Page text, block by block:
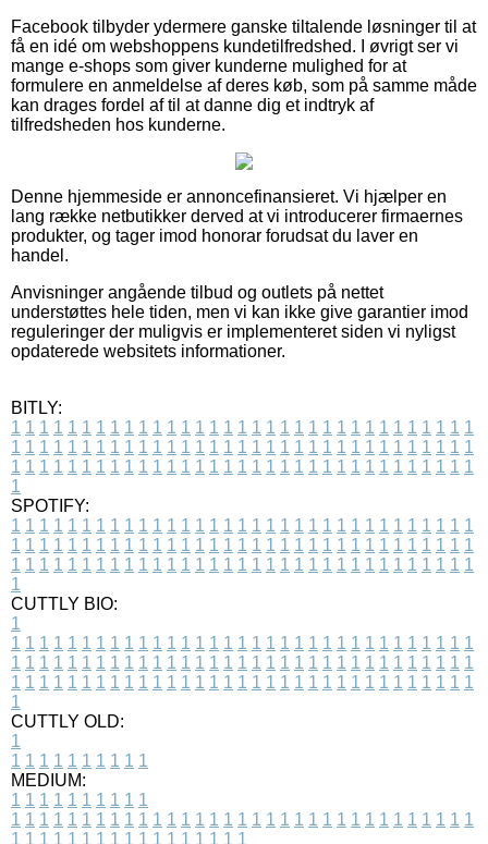
Facebook tilbyder ydermere ganske tiltalende løsninger til at
få en idé om webshoppens kundetilfredshed. I øvrigt ser vi
mange e-shops som giver kunderne mulighed for at
formulere en anmeldelse af deres køb, som på samme måde
kan drages fordel af til at danne dig et indtryk af
tilfredsheden hos kunderne.
Denne hjemmeside er annoncefinansieret. Vi hjælper en
lang række netbutikker derved at vi introducerer firmaernes
produkter, og tager imod honorar forudsat du laver en
handel.
Anvisninger angående tilbud og outlets på nettet
understøttes hele tiden, men vi kan ikke give garantier imod
reguleringer der muligvis er implementeret siden vi nyligst
opdaterede websitets informationer.
BITLY:
1 1 1 1 1 1 1 1 1 1 1 1 1 1 1 1 1 1 1 1 1 1 1 1 1 1 1 1 1 1 1 1 1
1 1 1 1 1 1 1 1 1 1 1 1 1 1 1 1 1 1 1 1 1 1 1 1 1 1 1 1 1 1 1 1 1
1 1 1 1 1 1 1 1 1 1 1 1 1 1 1 1 1 1 1 1 1 1 1 1 1 1 1 1 1 1 1 1 1
1
SPOTIFY:
1 1 1 1 1 1 1 1 1 1 1 1 1 1 1 1 1 1 1 1 1 1 1 1 1 1 1 1 1 1 1 1 1
1 1 1 1 1 1 1 1 1 1 1 1 1 1 1 1 1 1 1 1 1 1 1 1 1 1 1 1 1 1 1 1 1
1 1 1 1 1 1 1 1 1 1 1 1 1 1 1 1 1 1 1 1 1 1 1 1 1 1 1 1 1 1 1 1 1
1
CUTTLY BIO:
1
1 1 1 1 1 1 1 1 1 1 1 1 1 1 1 1 1 1 1 1 1 1 1 1 1 1 1 1 1 1 1 1 1
1 1 1 1 1 1 1 1 1 1 1 1 1 1 1 1 1 1 1 1 1 1 1 1 1 1 1 1 1 1 1 1 1
1 1 1 1 1 1 1 1 1 1 1 1 1 1 1 1 1 1 1 1 1 1 1 1 1 1 1 1 1 1 1 1 1
1
CUTTLY OLD:
1
1 1 1 1 1 1 1 1 1 1
MEDIUM:
1 1 1 1 1 1 1 1 1 1
1 1 1 1 1 1 1 1 1 1 1 1 1 1 1 1 1 1 1 1 1 1 1 1 1 1 1 1 1 1 1 1 1
1 1 1 1 1 1 1 1 1 1 1 1 1 1 1 1 1